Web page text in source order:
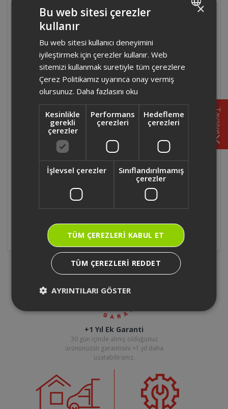
Su Isıtıcı
Türk Kahve Makinesi
Pişirme ve Kızartma
Ekmek Kızartma Makinesi
Ekmek Yapma
Elektrikli Izgara
Elektrikli Pişirici
Elektrikli Sefer Tası
Foodie Modern Sefer Tası
Waffle Makinesi
Tavsiye
+1 Yıl Ek Garanti
30 gün içinde almış olduğunuz
ürününüzün garantisini +1 yıl daha
uzatabilirsiniz.
×
Bu web sitesi çerezler
kullanır
Bu web sitesi kullanıcı deneyimini
iyileştirmek için çerezler kullanır. Web
sitemizi kullanmak suretiyle tüm çerezlere
Çerez Politikamız uyarınca onay vermiş
olursunuz. Daha fazlasını oku
Kesinlikle
gerekli
çerezler
Performans
çerezleri
Hedefleme
çerezleri
İşlevsel çerezler
Sınıflandırılmamış
çerezler
TÜM ÇEREZLERI KABUL ET
TÜM ÇEREZLERI REDDET
AYRINTILARI GÖSTER